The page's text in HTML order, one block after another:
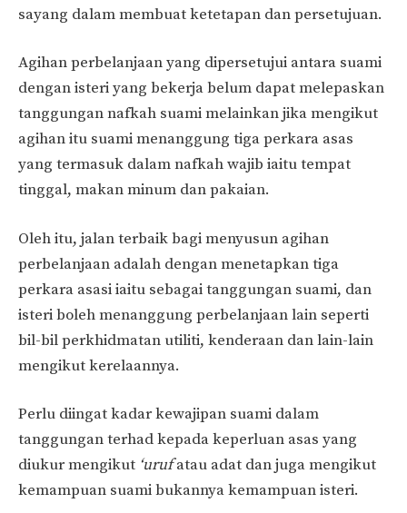
sayang dalam membuat ketetapan dan persetujuan.
Agihan perbelanjaan yang dipersetujui antara suami
dengan isteri yang bekerja belum dapat melepaskan
tanggungan nafkah suami melainkan jika mengikut
agihan itu suami menanggung tiga perkara asas
yang termasuk dalam nafkah wajib iaitu tempat
tinggal, makan minum dan pakaian.
Oleh itu, jalan terbaik bagi menyusun agihan
perbelanjaan adalah dengan menetapkan tiga
perkara asasi iaitu sebagai tanggungan suami, dan
isteri boleh menanggung perbelanjaan lain seperti
bil-bil perkhidmatan utiliti, kenderaan dan lain-lain
mengikut kerelaannya.
Perlu diingat kadar kewajipan suami dalam
tanggungan terhad kepada keperluan asas yang
diukur mengikut ‘urufatau adat dan juga mengikut
kemampuan suami bukannya kemampuan isteri.